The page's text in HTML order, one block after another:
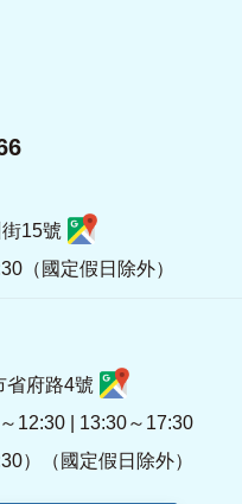
15號
（國定假日除外）
省府路4號
12:30 | 13:30～17:30
）（國定假日除外）